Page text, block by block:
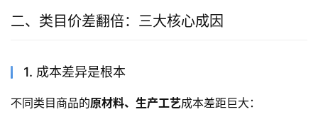
二、类目价差翻倍：三大核心成因
1. 成本差异是根本
不同类目商品的原材料、生产工艺成本差距巨大：